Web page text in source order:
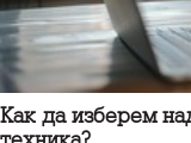
Как да изберем